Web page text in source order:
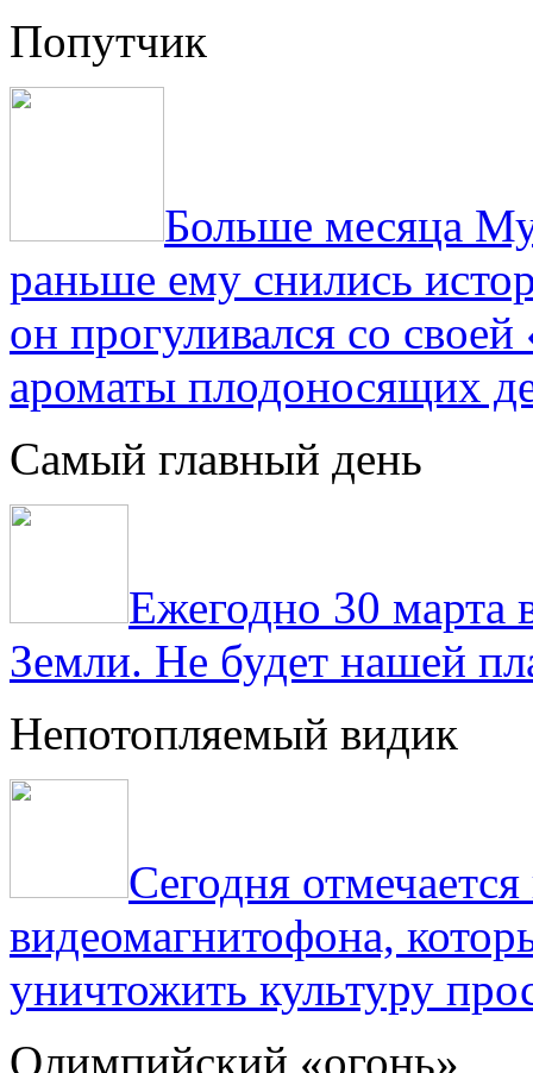
Попутчик
Больше месяца
раньше ему снились
он прогуливался со
ароматы плодоносящих
Самый главный день
Ежегодно 30 марта
Земли. Не будет нашей
Непотопляемый видик
Сегодня
видеомагнитофона,
уничтожить культуру
Олимпийский «огонь»